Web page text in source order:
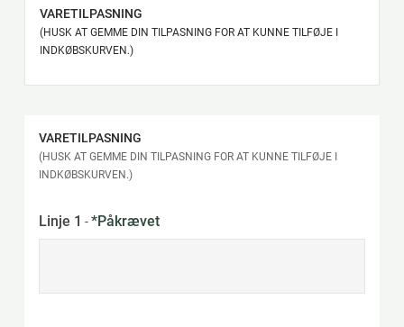
VARETILPASNING
(HUSK AT GEMME DIN TILPASNING FOR AT KUNNE TILFØJE I
INDKØBSKURVEN.)
VARETILPASNING
(HUSK AT GEMME DIN TILPASNING FOR AT KUNNE TILFØJE I
INDKØBSKURVEN.)
Linje 1 -*Påkrævet